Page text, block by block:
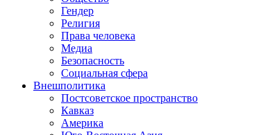
Гендер
Религия
Права человека
Медиа
Безопасность
Социальная сфера
Внешполитика
Постсоветское пространство
Кавказ
Америка